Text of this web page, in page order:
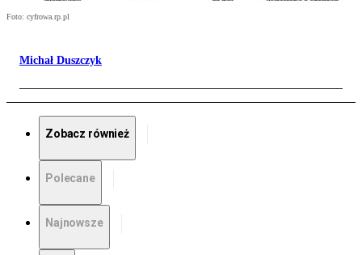
Foto: cyfrowa.rp.pl
Michał Duszczyk
Zobacz również
Polecane
Najnowsze